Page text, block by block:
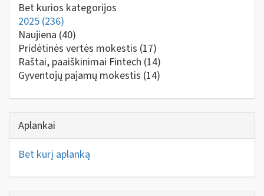
Bet kurios kategorijos
2025 (236)
Naujiena (40)
Pridėtinės vertės mokestis (17)
Raštai, paaiškinimai Fintech (14)
Gyventojų pajamų mokestis (14)
Aplankai
Bet kurį aplanką